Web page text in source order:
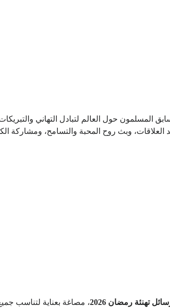
شهر رمضان المبارك لعام 2026، يتسابق المسلمون حول العالم
العلاقات، وبث روح المحبة والتسامح، ومشاركة
تهنئة رمضان 2026
، مصاغة بعناية لتناسب